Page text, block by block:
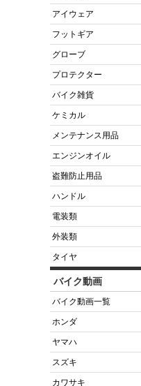
アイウェア
フットギア
グローブ
プロテクター
バイク雑貨
ケミカル
メンテナンス用品
エンジンオイル
盗難防止用品
ハンドル
電装類
外装類
タイヤ
バイク動画
バイク動画一覧
ホンダ
ヤマハ
スズキ
カワサキ